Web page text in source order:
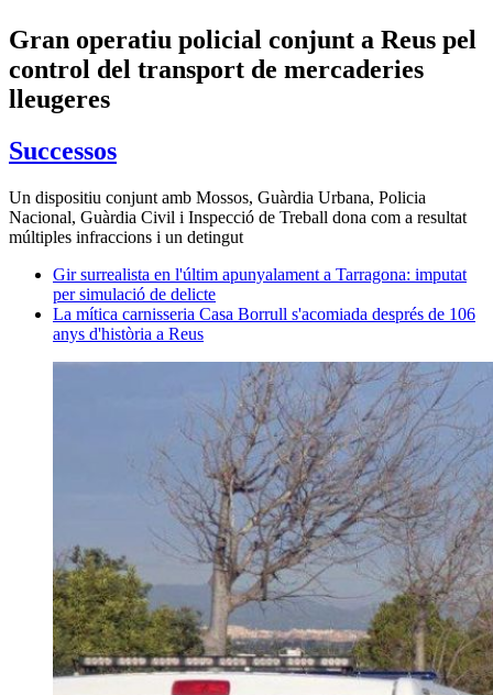
Gran operatiu policial conjunt a Reus pel
control del transport de mercaderies
lleugeres
Successos
Un dispositiu conjunt amb Mossos, Guàrdia Urbana, Policia
Nacional, Guàrdia Civil i Inspecció de Treball dona com a resultat
múltiples infraccions i un detingut
Gir surrealista en l'últim apunyalament a Tarragona: imputat
per simulació de delicte
La mítica carnisseria Casa Borrull s'acomiada després de 106
anys d'història a Reus